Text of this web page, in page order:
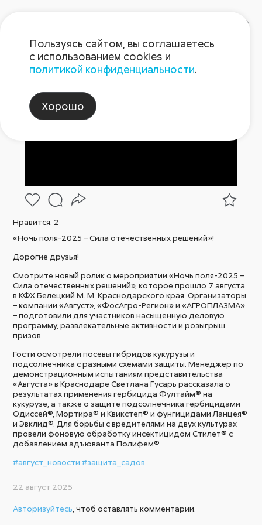
Пост 22.08.2025.1
Нравится: 2
«Ночь поля-2025 – Сила отечественных решений»!
Дорогие друзья!
Смотрите новый ролик о мероприятии «Ночь поля-2025 –
Сила отечественных решений», которое прошло 7 августа
в КФХ Белецкий М. М. Краснодарского края. Организаторы
– компании «Август», «ФосАгро-Регион» и «АГРОПЛАЗМА»
– подготовили для участников насыщенную деловую
программу, развлекательные активности и розыгрыш
призов.
Гости осмотрели посевы гибридов кукурузы и
подсолнечника с разными схемами защиты. Менеджер по
демонстрационным испытаниям представительства
«Августа» в Краснодаре Светлана Гусарь рассказала о
результатах применения гербицида Фултайм® на
кукурузе, а также о защите подсолнечника гербицидами
Одиссей®, Мортира® и Квикстеп® и фунгицидами Ланцея®
и Эвклид®. Для борьбы с вредителями на двух культурах
провели фоновую обработку инсектицидом Стилет® с
добавлением адъюванта Полифем®.
#август_новости#защита_садов
22 август 2025
Авторизуйтесь , чтоб оставлять комментарии.
Пользуясь сайтом, вы соглашаетесь
с использованием cookies и
политикой конфиденциальности.
Хорошо